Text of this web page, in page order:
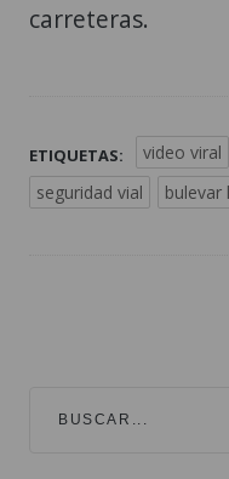
carreteras.
ETIQUETAS: video viral
seguridad vial
bulevar